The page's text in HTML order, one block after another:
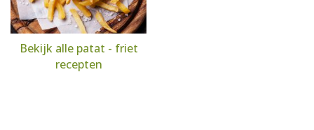
Bekijk alle patat - friet
recepten